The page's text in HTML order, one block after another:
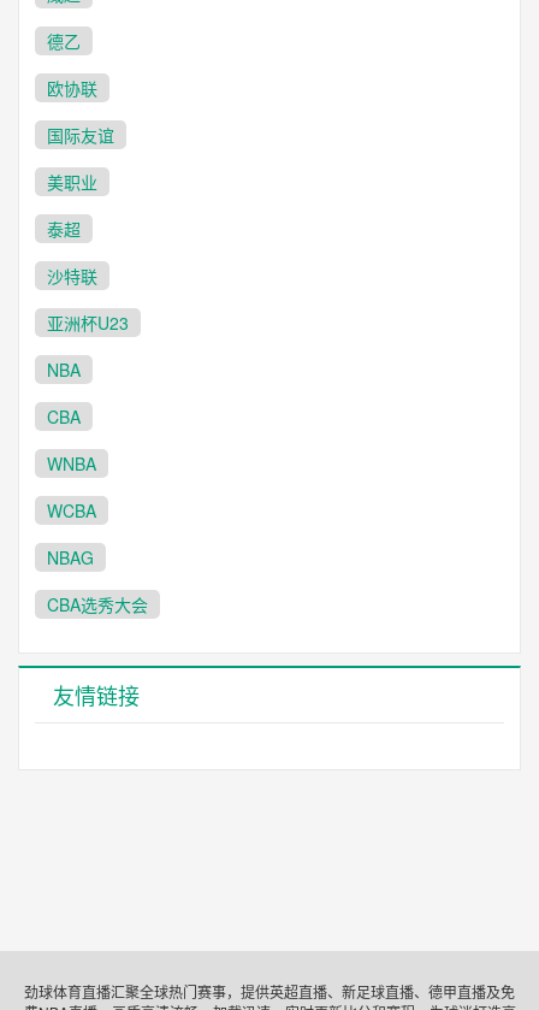
德乙
欧协联
国际友谊
美职业
泰超
沙特联
亚洲杯U23
NBA
CBA
WNBA
WCBA
NBAG
CBA选秀大会
友情链接
劲球体育直播汇聚全球热门赛事，提供英超直播、新足球直播、德甲直播及免